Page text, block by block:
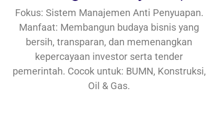
Fokus: Sistem Manajemen Anti Penyuapan.
Manfaat: Membangun budaya bisnis yang
bersih, transparan, dan memenangkan
kepercayaan investor serta tender
pemerintah. Cocok untuk: BUMN, Konstruksi,
Oil & Gas.